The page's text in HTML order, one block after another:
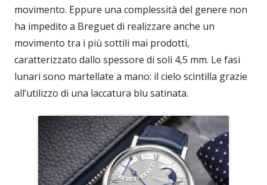
movimento. Eppure una complessità del genere non
ha impedito a Breguet di realizzare anche un
movimento tra i più sottili mai prodotti,
caratterizzato dallo spessore di soli 4,5 mm. Le fasi
lunari sono martellate a mano: il cielo scintilla grazie
all’utilizzo di una laccatura blu satinata.